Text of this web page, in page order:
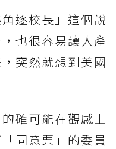
逐校長」這個說
也很容易讓人產
突然就想到美國
確可能在觀感上
同意票」的委員